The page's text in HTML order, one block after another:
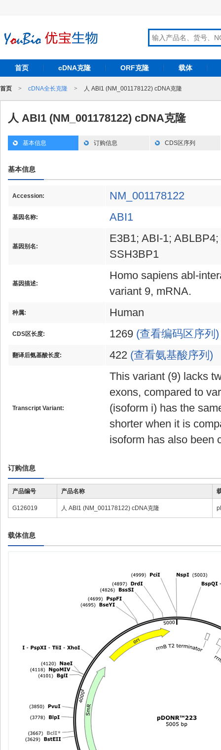
首页 cDNA克隆 ORF克隆 载体
首页 > cDNA全长克隆 > 人 ABI1 (NM_001178122) cDNA克隆
人 ABI1 (NM_001178122) cDNA克隆
基本信息 订购信息 CDS区序列
基本信息
Accession: NM_001178122
基因名称: ABI1
基因别名:
E3B1; ABI-1;
SSH3BP1
基因描述:
Homo sapiens abl-
variant 9, mRNA.
种属: Human
CDS区长度: 1269 (查看编码区序列)
翻译后氨基酸长度: 422 (查看氨基酸序列)
Transcript Variant:
This variant (9) lacks
exons, compared to
(isoform i) has the
shorter when it is
isoform has also been
订购信息
产品编号 产品名称
G126019 人 ABI1 (NM_001178122) cDNA克隆
载体信息